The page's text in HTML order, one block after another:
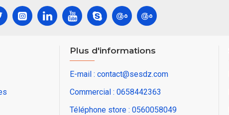
Plus d'informations
E-mail : contact@sesdz.com
Commercial : 0658442363
Téléphone store : 0560058049